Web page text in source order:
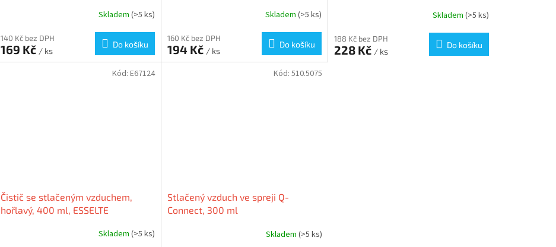
Skladem (>5 ks)
140 Kč bez DPH
169 Kč / ks
Do košíku
Skladem (>5 ks)
160 Kč bez DPH
194 Kč / ks
Do košíku
Skladem (>5 ks)
188 Kč bez DPH
228 Kč / ks
Do košíku
Čistič se stlačeným vzduchem,
hořlavý, 400 ml, ESSELTE
Skladem (>5 ks)
Kód: E67124
Stlačený vzduch ve spreji Q-
Connect, 300 ml
Skladem (>5 ks)
Kód: 510.5075